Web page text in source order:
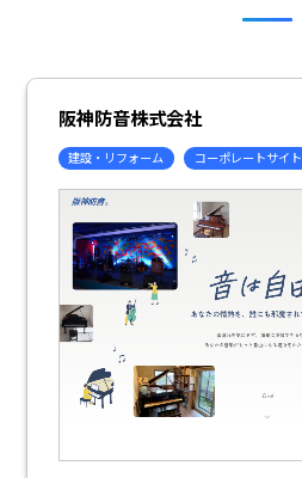
阪神防音株式会社
建設・リフォーム コーポレートサイト